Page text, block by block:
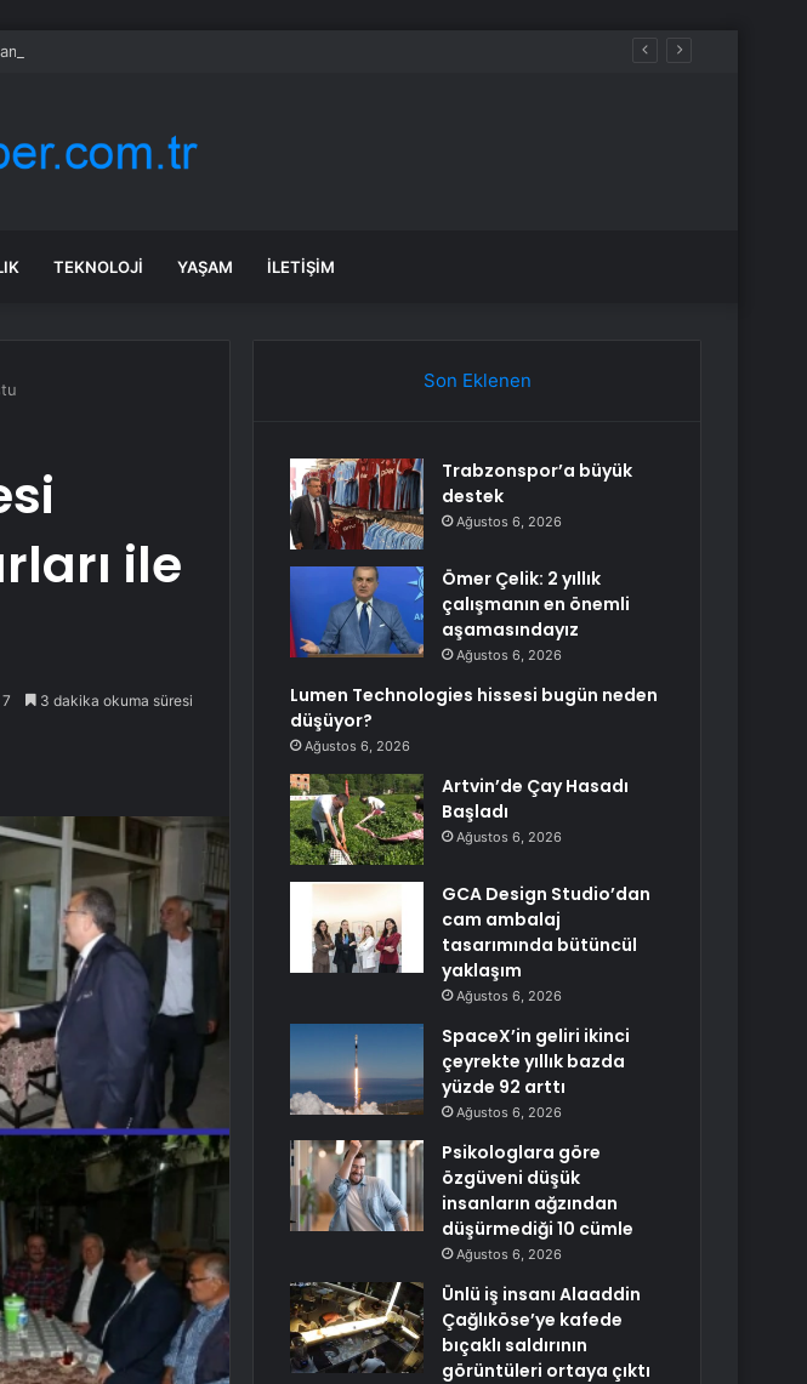
TEKNOLOJI YAŞAM İLETIŞIM
ile
7 3 dakika okuma süresi
Son Eklenen
Trabzonspor’a büyük
destek
Ağustos 6, 2026
Ömer Çelik: 2 yıllık
çalışmanın en önemli
aşamasındayız
Ağustos 6, 2026
Lumen Technologies hissesi bugün neden
düşüyor?
Ağustos 6, 2026
Artvin’de Çay Hasadı
Başladı
Ağustos 6, 2026
GCA Design Studio’dan
cam ambalaj
tasarımında bütüncül
yaklaşım
Ağustos 6, 2026
SpaceX’in geliri ikinci
çeyrekte yıllık bazda
yüzde 92 arttı
Ağustos 6, 2026
Psikologlara göre
özgüveni düşük
insanların ağzından
düşürmediği 10 cümle
Ağustos 6, 2026
Ünlü iş insanı Alaaddin
Çağlıköse’ye kafede
bıçaklı saldırının
görüntüleri ortaya çıktı